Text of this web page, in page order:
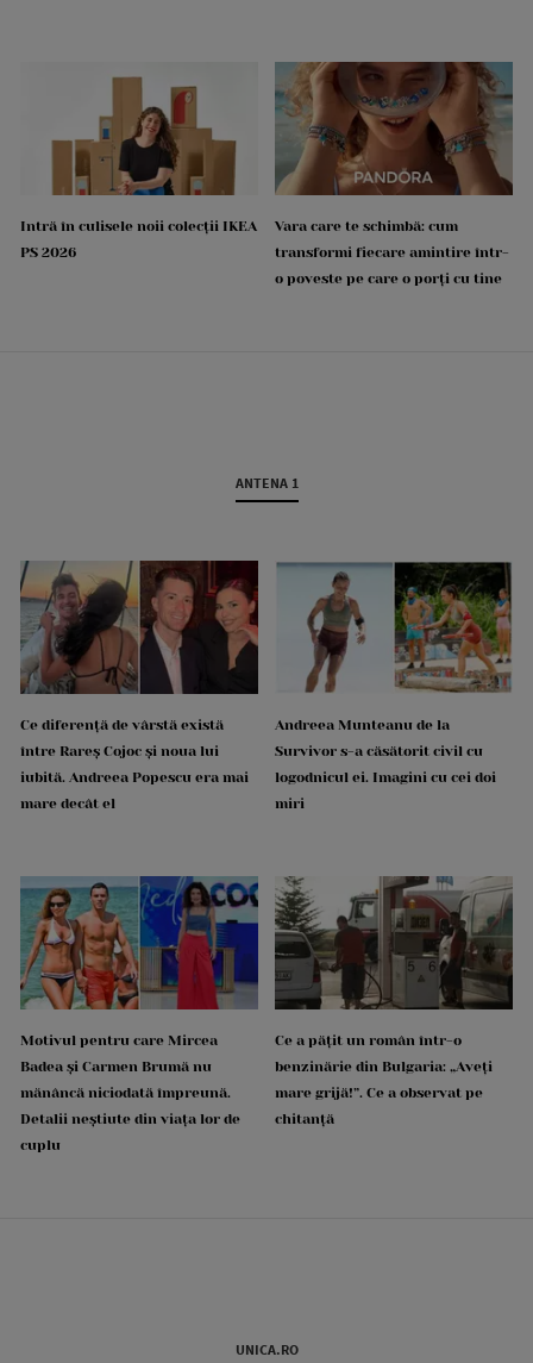
Intră în culisele noii colecții IKEA
PS 2026
Vara care te schimbă: cum
transformi fiecare amintire într-
o poveste pe care o porți cu tine
ANTENA 1
Ce diferență de vârstă există
între Rareș Cojoc și noua lui
iubită. Andreea Popescu era mai
mare decât el
Andreea Munteanu de la
Survivor s-a căsătorit civil cu
logodnicul ei. Imagini cu cei doi
miri
Motivul pentru care Mircea
Badea și Carmen Brumă nu
mănâncă niciodată împreună.
Detalii neștiute din viața lor de
cuplu
Ce a pățit un român într-o
benzinărie din Bulgaria: „Aveți
mare grijă!”. Ce a observat pe
chitanță
UNICA.RO